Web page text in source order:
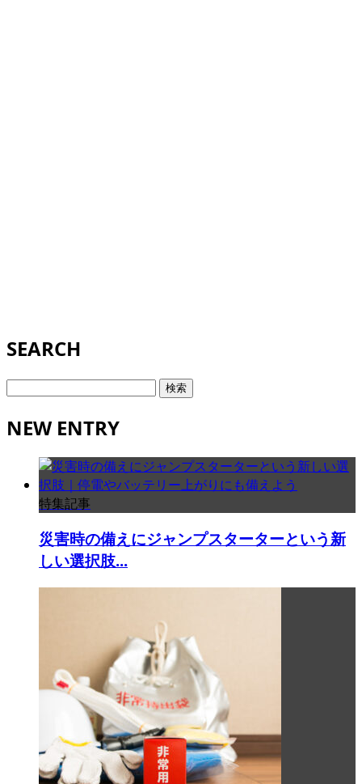
SEARCH
検
NEW ENTRY
特集記事
災害時の備えにジャンプスターターという新
しい選択肢...